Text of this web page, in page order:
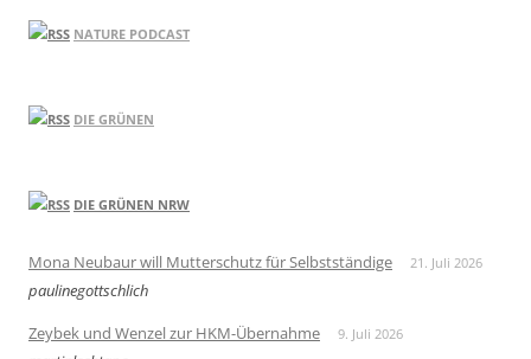
NATURE PODCAST
DIE GRÜNEN
DIE GRÜNEN NRW
Mona Neubaur will Mutterschutz für Selbstständige 21. Juli 2026
paulinegottschlich
Zeybek und Wenzel zur HKM-Übernahme
9. Juli 2026